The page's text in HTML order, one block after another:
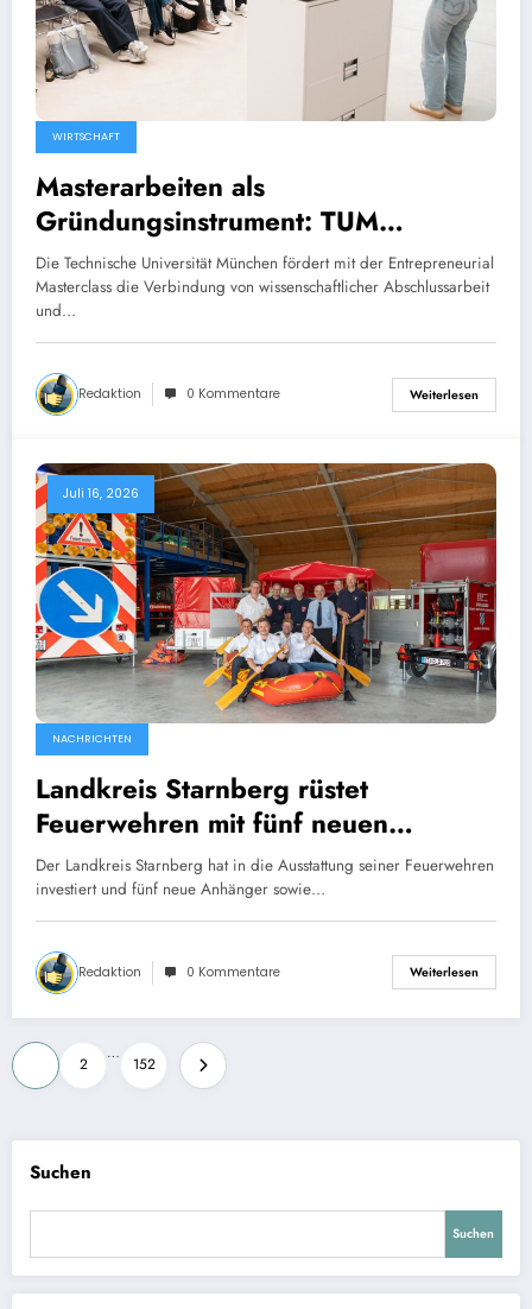
WIRTSCHAFT
Masterarbeiten als
Gründungsinstrument: TUM
Programm führt zu rund 80 Startups
Die Technische Universität München fördert mit der Entrepreneurial
Masterclass die Verbindung von wissenschaftlicher Abschlussarbeit
und…
Redaktion 0 Kommentare Weiterlesen
Juli 16, 2026
NACHRICHTEN
Landkreis Starnberg rüstet
Feuerwehren mit fünf neuen
Anhängern und Spezialtechnik aus
Der Landkreis Starnberg hat in die Ausstattung seiner Feuerwehren
investiert und fünf neue Anhänger sowie…
Redaktion 0 Kommentare Weiterlesen
Seitennummerierung
der
Beiträge
2
…
152
Suchen
Suchen